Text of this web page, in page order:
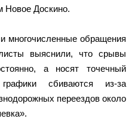
Новое Доскино.
многочисленные обращения
выяснили, что срывы
а носят точечный
сбиваются из-за
переездов около